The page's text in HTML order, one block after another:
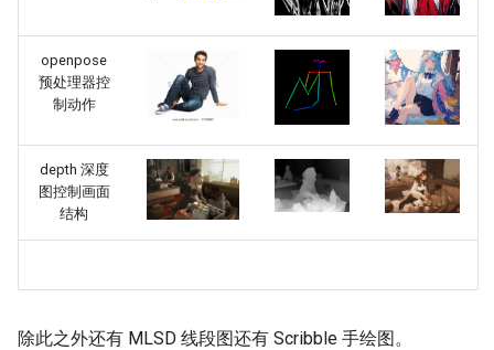
openpose
预处理器控
制动作
depth 深度
图控制画面
结构
除此之外还有 MLSD 线段图还有 Scribble 手绘图。